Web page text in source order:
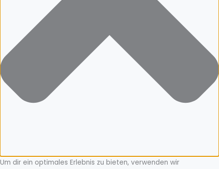
Um dir ein optimales Erlebnis zu bieten, verwenden wir